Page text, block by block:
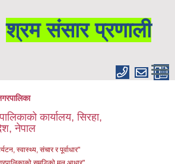
श्रम संसार प्रणाली
कार्यालय, सिरहा,
नेपाल
स्वास्थ्य, संचार र पूर्वाधार"